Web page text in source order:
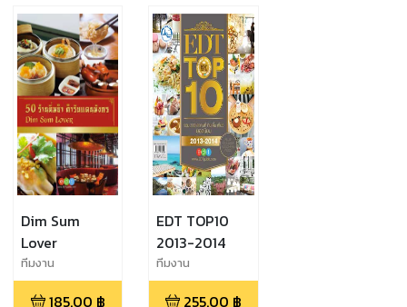
Dim Sum
Lover
ทีมงาน
EDTguide.com
185.00 ฿
EDT TOP10
2013-2014
ทีมงาน
EDTguide.com
255.00 ฿